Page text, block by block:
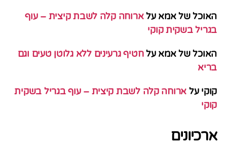
האוכל של אמא עלארוחה קלה לשבת קיצית – עוף
בגריל בשקית קוקי
האוכל של אמא עלחטיף גרעינים ללא גלוטן טעים וגם
בריא
קוקי על ארוחה קלה לשבת קיצית – עוף בגריל בשקית
קוקי
ארכיונים